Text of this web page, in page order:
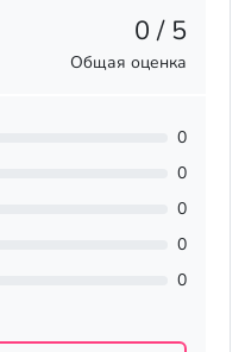
0 / 5
Общая оценка
0
0
0
0
0